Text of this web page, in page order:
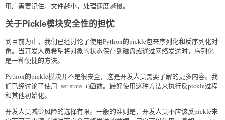
用户需要记住，文件越小，处理速度越慢。
关于Pickle模块安全性的担忧
到目前为止，我们已经讨论了使用Python的pickle包来序列化和反序列化对
象。当开发人员希望将对象的状态保存到磁盘或通过网络发送时，序列化
是一种便捷的方法。
Python的pickle模块并不是很安全，这是开发人员需要了解的更多内容。我
们已经讨论了使用_set state_()函数。最好使用这种方法来执行反pickle过程
和其他初始化。
开发人员减少风险的选择有限。一般的准则是，开发人员不应该反pickle来